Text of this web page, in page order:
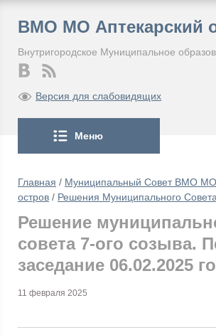
ВМО МО Аптекарский
Версия для слабовидящих
Меню
Главная / Муниципальный Совет ВМО МО
остров / Решения Муниципального Совета
Решение
совета 7-ого созыва.
заседание 06.02.2025
11 февраля 2025